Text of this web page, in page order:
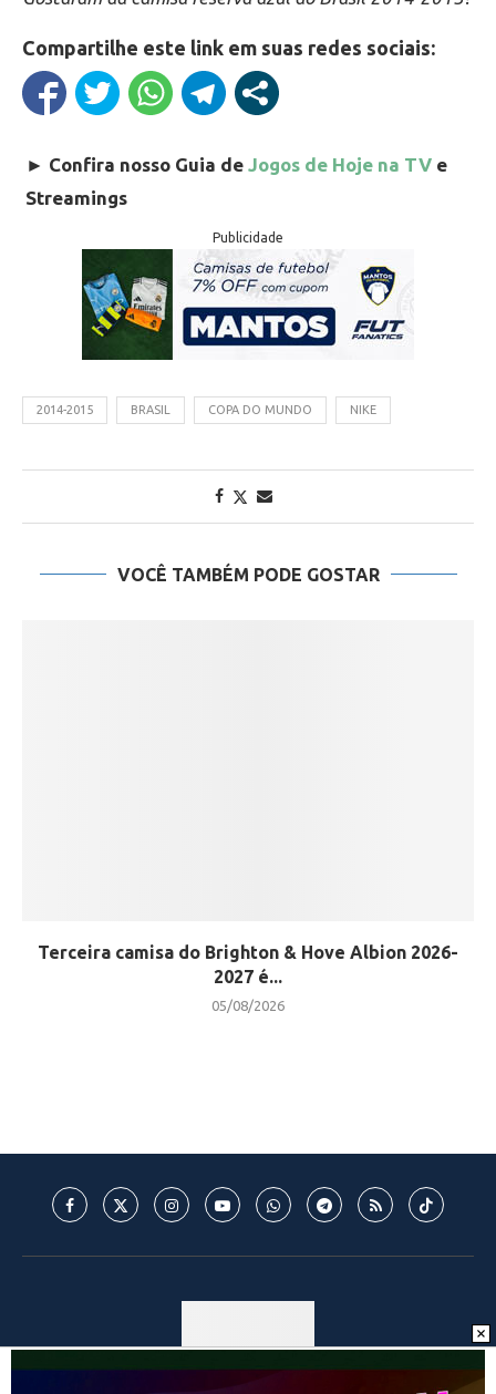
Compartilhe este link em suas redes sociais:
► Confira nosso Guia de Jogos de Hoje na TV e
Streamings
Publicidade
2014-2015 BRASIL COPA DO MUNDO NIKE
VOCÊ TAMBÉM PODE GOSTAR
Terceira camisa do Brighton & Hove Albion 2026-
2027 é...
05/08/2026